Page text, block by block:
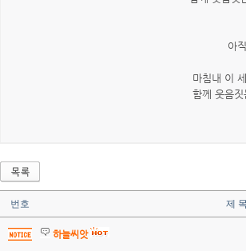
아
마침내 이
함께 웃음
번호 제 목
하늘씨앗